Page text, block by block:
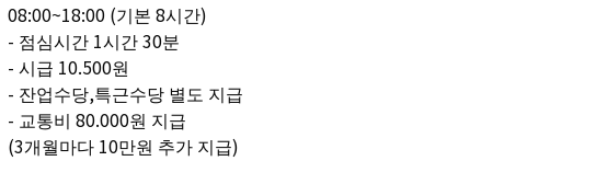
08:00~18:00 (기본 8시간)
- 점심시간 1시간 30분
- 시급 10.500원
- 잔업수당,특근수당 별도 지급
- 교통비 80.000원 지급
(3개월마다 10만원 추가 지급)